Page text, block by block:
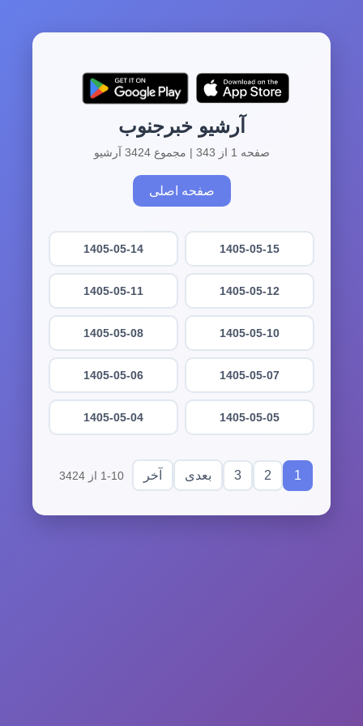
آرشیو خبرجنوب
صفحه 1 از 343 | مجموع 3424 آرشیو
صفحه اصلی
1405-05-15
1405-05-14
1405-05-12
1405-05-11
1405-05-10
1405-05-08
1405-05-07
1405-05-06
1405-05-05
1405-05-04
1
2
3 بعدی آخر 1-10 از 3424